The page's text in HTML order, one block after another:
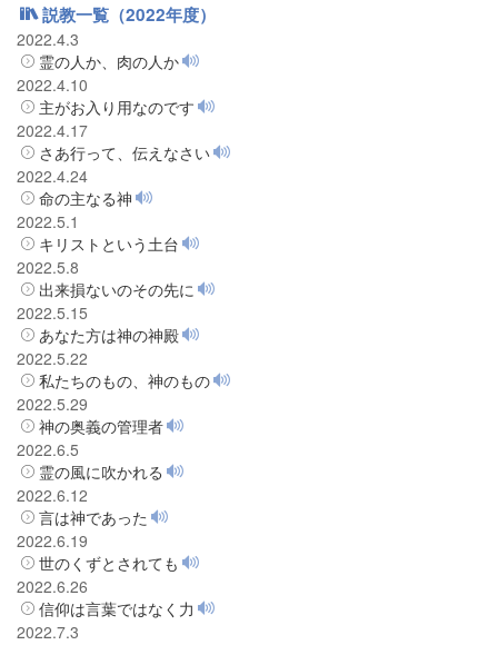
説教一覧（2022年度）
2022.4.3
霊の人か、肉の人か
2022.4.10
主がお入り用なのです
2022.4.17
さあ行って、伝えなさい
2022.4.24
命の主なる神
2022.5.1
キリストという土台
2022.5.8
出来損ないのその先に
2022.5.15
あなた方は神の神殿
2022.5.22
私たちのもの、神のもの
2022.5.29
神の奥義の管理者
2022.6.5
霊の風に吹かれる
2022.6.12
言は神であった
2022.6.19
世のくずとされても
2022.6.26
信仰は言葉ではなく力
2022.7.3